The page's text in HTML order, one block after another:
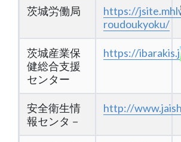
茨城労働局
https://
roudoukyoku/
茨城産業保
健総合支援
センター
https://
安全衛生情
報センタ－
http://